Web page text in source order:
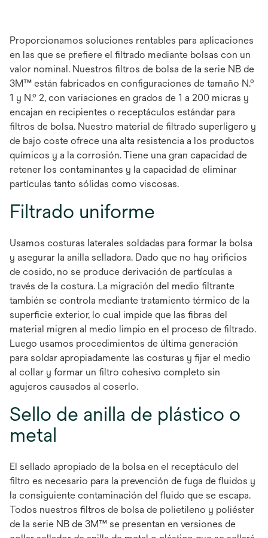
Proporcionamos soluciones rentables para aplicaciones
en las que se prefiere el filtrado mediante bolsas con un
valor nominal. Nuestros filtros de bolsa de la serie NB de
3M™ están fabricados en configuraciones de tamaño N.º
1 y N.º 2, con variaciones en grados de 1 a 200 micras y
encajan en recipientes o receptáculos estándar para
filtros de bolsa. Nuestro material de filtrado superligero y
de bajo coste ofrece una alta resistencia a los productos
químicos y a la corrosión. Tiene una gran capacidad de
retener los contaminantes y la capacidad de eliminar
partículas tanto sólidas como viscosas.
Filtrado uniforme
Usamos costuras laterales soldadas para formar la bolsa
y asegurar la anilla selladora. Dado que no hay orificios
de cosido, no se produce derivación de partículas a
través de la costura. La migración del medio filtrante
también se controla mediante tratamiento térmico de la
superficie exterior, lo cual impide que las fibras del
material migren al medio limpio en el proceso de filtrado.
Luego usamos procedimientos de última generación
para soldar apropiadamente las costuras y fijar el medio
al collar y formar un filtro cohesivo completo sin
agujeros causados al coserlo.
Sello de anilla de plástico o
metal
El sellado apropiado de la bolsa en el receptáculo del
filtro es necesario para la prevención de fuga de fluidos y
la consiguiente contaminación del fluido que se escapa.
Todos nuestros filtros de bolsa de polietileno y poliéster
de la serie NB de 3M™ se presentan en versiones de